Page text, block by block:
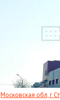
Московская обл, г